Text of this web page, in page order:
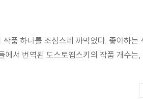
품 하나를 조심스레 까먹었다. 좋아하는
서 번역된 도스토옙스키의 작품 개수는,